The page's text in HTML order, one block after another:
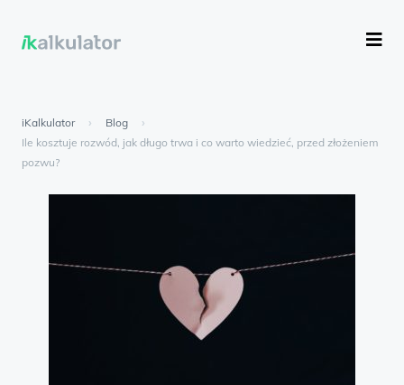
iKalkulator › Blog
›
Ile kosztuje rozwód, jak długo trwa i co warto wiedzieć, przed złożeniem
pozwu?